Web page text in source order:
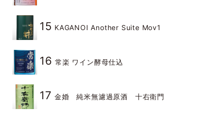
15 KAGANOI Another Suite Mov1
16 常楽 ワイン酵母仕込
17 金婚 純米無濾過原酒 十右衛門